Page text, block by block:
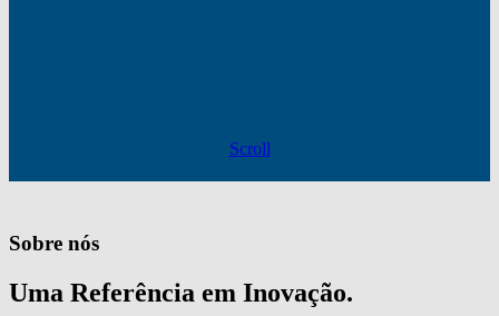
Scroll
Sobre nós
Uma Referência em Inovação.